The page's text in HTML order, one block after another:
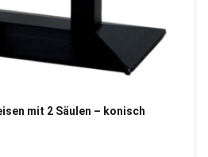
mit 2 Säulen – konisch